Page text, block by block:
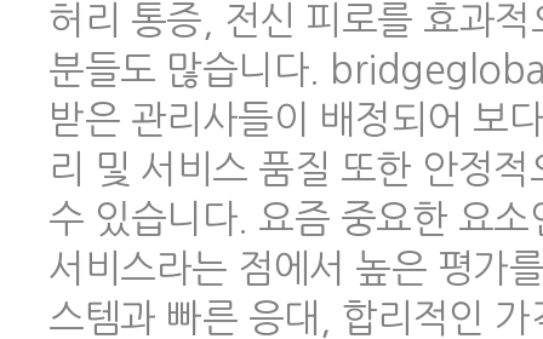
허리 통증, 전신 피로를 효과
분들도 많습니다.
받은 관리사들이 배정되어 보
리 및 서비스 품질 또한 안정
수 있습니다. 요즘 중요한 요
서비스라는 점에서 높은 평가
스템과 빠른 응대, 합리적인